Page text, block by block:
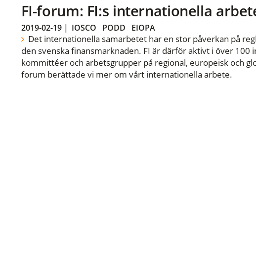
FI-forum: FI:s internationella
2019-02-19| IOSCO PODD EIOPA
Det internationella samarbetet har en stor påverkan på
den svenska finansmarknaden. FI är därför aktivt i över 100
kommittéer och arbetsgrupper på regional, europeisk och
forum berättade vi mer om vårt internationella arbete.